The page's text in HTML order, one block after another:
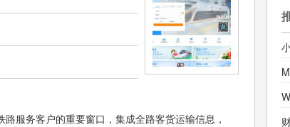
服务客户的重要窗口，集成全路客货运输信息，